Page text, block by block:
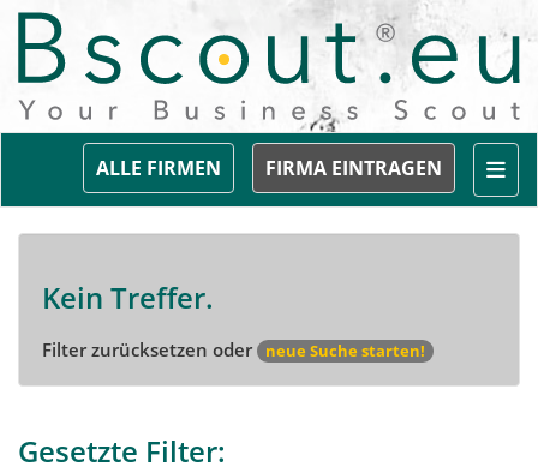
FIRMA EINTRAGEN
ALLE FIRMEN
Kein Treffer.
Filter zurücksetzen oder neue Suche starten!
Gesetzte Filter: